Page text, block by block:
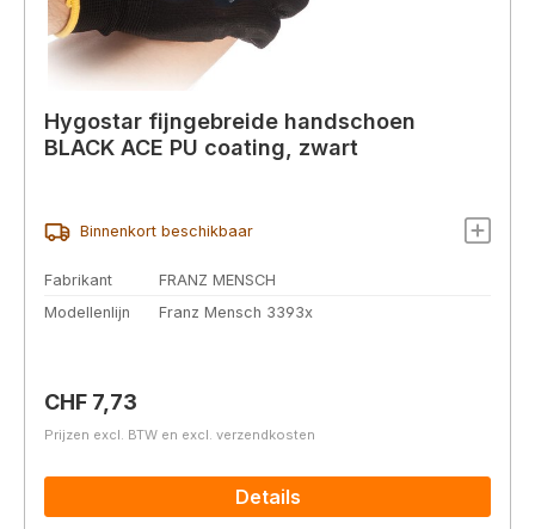
Hygostar fijngebreide handschoen
BLACK ACE PU coating, zwart
Binnenkort beschikbaar
Fabrikant
FRANZ MENSCH
Modellenlijn
Franz Mensch 3393x
Normale prijs:
CHF 7,73
Prijzen excl. BTW en excl. verzendkosten
Details